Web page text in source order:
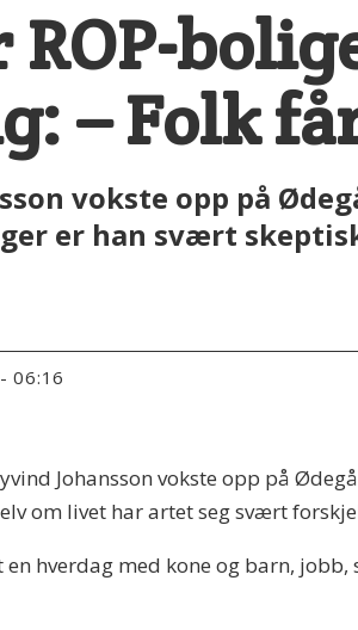
ROP-
– Folk
vokste opp på
er han svært
06:16
Johansson vokste opp på
om livet har artet seg svært
en hverdag med kone og barn,